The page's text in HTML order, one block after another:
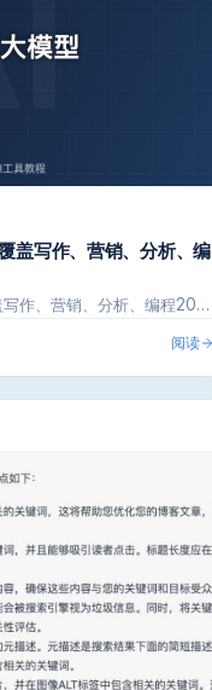
盖写作、营销、分析、编
作、营销、分析、编程20…
阅读